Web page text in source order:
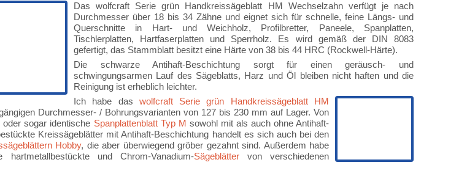
Das wolfcraft Serie grün Handkreissägeblatt HM Wechselzahn verfügt je nach
Durchmesser über 18 bis 34 Zähne und eignet sich für schnelle, feine Längs- und
Querschnitte in Hart- und Weichholz, Profilbretter, Paneele, Spanplatten,
Tischlerplatten, Hartfaserplatten und Sperrholz. Es wird gemäß der DIN 8083
gefertigt, das Stammblatt besitzt eine Härte von 38 bis 44 HRC (Rockwell-Härte).
Die schwarze Antihaft-Beschichtung sorgt für einen geräusch- und
schwingungsarmen Lauf des Sägeblatts, Harz und Öl bleiben nicht haften und die
Reinigung ist erheblich leichter.
Ich habe das wolfcraft Serie grün Handkreissägeblatt HM
Durchmesser- / Bohrungsvarianten von 127 bis 230 mm auf Lager. Von
sogar identische Spanplattenblatt Typ M sowohl mit als auch ohne Antihaft-
Kreissägeblätter mit Antihaft-Beschichtung handelt es sich auch bei den
Hobby, die aber überwiegend gröber gezahnt sind. Außerdem habe
und Chrom-Vanadium-Sägeblättervon verschiedenen